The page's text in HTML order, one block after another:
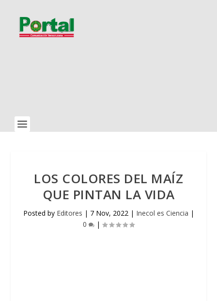
LOS COLORES DEL MAÍZ
QUE PINTAN LA VIDA
Posted by Editores | 7 Nov, 2022| Inecol es Ciencia |
0
|